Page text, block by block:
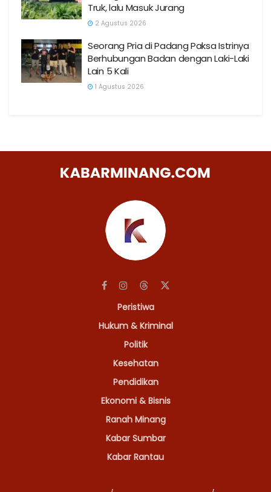
Truk, lalu Masuk Jurang
2 Agustus 2026
Seorang Pria di Padang Paksa Istrinya
Berhubungan Badan dengan Laki-Laki
Lain 5 Kali
1 Agustus 2026
Peristiwa
Hukum & Kriminal
Politik
Kesehatan
Pendidikan
Ekonomi & Bisnis
Ranah Minang
Kabar Sumbar
Kabar Rantau